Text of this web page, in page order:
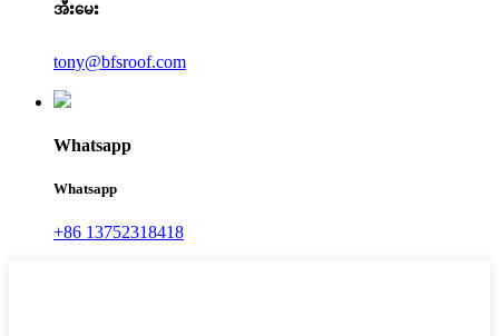
အီးမေး
tony@bfsroof.com
Whatsapp
Whatsapp
+86 13752318418